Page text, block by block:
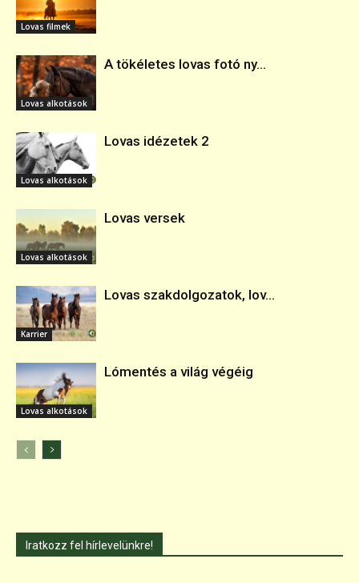
Lovas filmek
Lovas alkotások
A tökéletes lovas fotó ny...
Lovas alkotások
Lovas idézetek 2
Lovas alkotások
Lovas versek
Karrier
Lovas szakdolgozatok, lov...
Lovas alkotások
Lómentés a világ végéig
Iratkozz fel hírlevelünkre!